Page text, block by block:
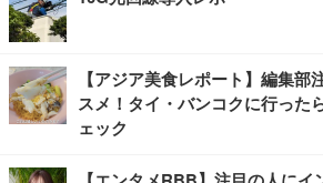
【アジア美食レポート】編集
スメ！タイ・バンコクに行った
ェック